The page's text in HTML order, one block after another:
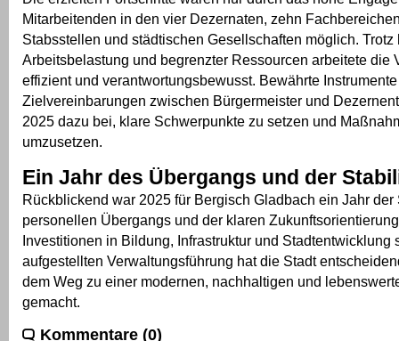
Mitarbeitenden in den vier Dezernaten, zehn
Stabsstellen und städtischen Gesellschaften möglich. Trotz
Arbeitsbelastung und begrenzter Ressourcen arbeitete die
effizient und verantwortungsbewusst. Bewährte
Zielvereinbarungen zwischen Bürgermeister und
2025 dazu bei, klare Schwerpunkte zu setzen und
umzusetzen.
Ein Jahr des Übergangs und der
Rückblickend war 2025 für Bergisch Gladbach ein Jahr der
personellen Übergangs und der klaren
Investitionen in Bildung, Infrastruktur und Stadtentwicklung
aufgestellten Verwaltungsführung hat die Stadt
dem Weg zu einer modernen, nachhaltigen und
gemacht.
Kommentare (0)